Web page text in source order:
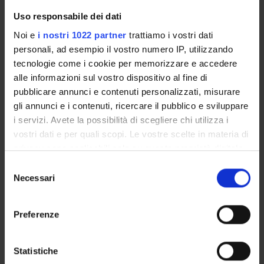
Uso responsabile dei dati
Noi e i nostri 1022 partner trattiamo i vostri dati
personali, ad esempio il vostro numero IP, utilizzando
tecnologie come i cookie per memorizzare e accedere
alle informazioni sul vostro dispositivo al fine di
pubblicare annunci e contenuti personalizzati, misurare
gli annunci e i contenuti, ricercare il pubblico e sviluppare
i servizi. Avete la possibilità di scegliere chi utilizza i
vostri dati e per quali scopi. Le vostre scelte in materia di
privacy sono applicabili solo su questa proprietà digitale
modificare o revocare il proprio consenso in qualsiasi
momento dalla Dichiarazione sui cookie o facendo clic
raccogliere informazioni sulla tua posizione
delNecessari
Preferenze
Statistiche
emaillauraanna
phone 045 802 8686
Majorano Marinella
email marinella majorano univr it
phone0458028372